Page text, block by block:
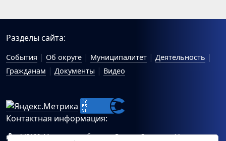
Разделы сайта:
События Об округе Муниципалитет
Деятельность
Гражданам
Документы Видео
Контактная информация:
143100, Московская область, г.Руза, ул.Солнцева, 11